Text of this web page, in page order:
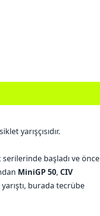
yarışçısıdır.
başladı ve önce
MiniGP 50, CIV
burada tecrübe